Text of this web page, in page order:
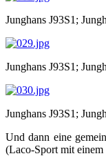
Junghans J93S1;
Junghans J93S1;
Junghans J93S1;
Und dann eine
(Laco-Sport mit